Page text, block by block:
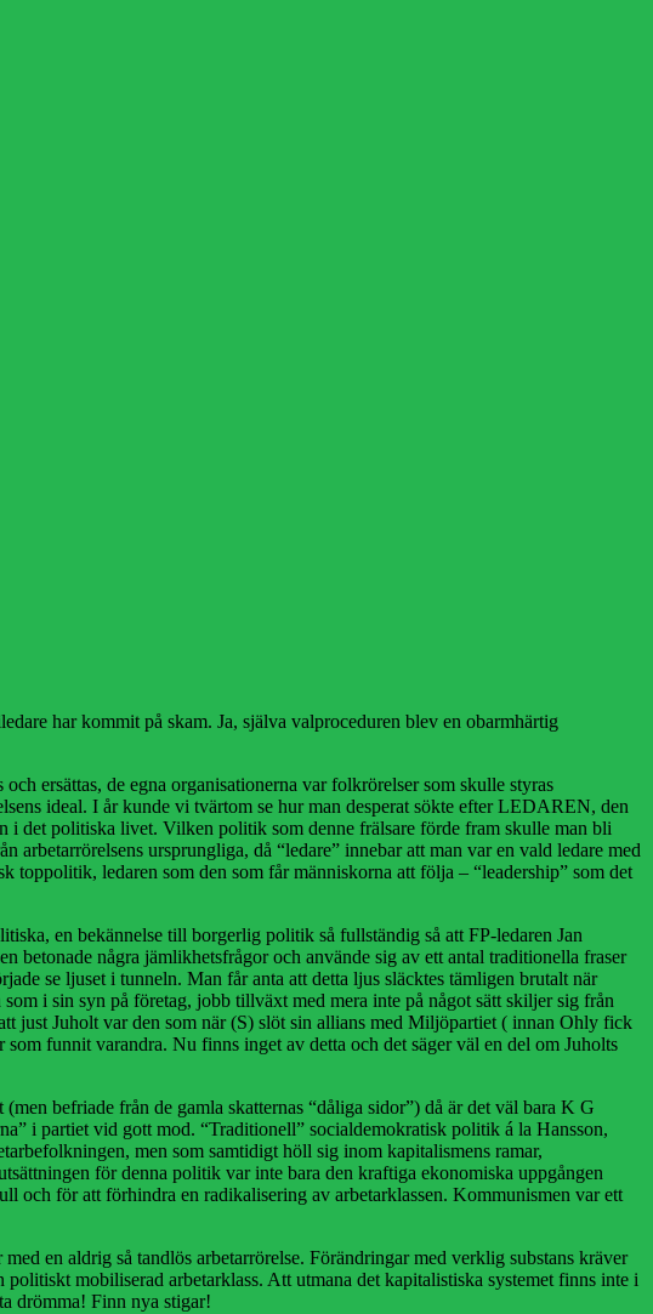
har kommit på skam. Ja, själva valproceduren blev en obarmhärtig
ersättas, de egna organisationerna var folkrörelser som skulle styras
ideal. I år kunde vi tvärtom se hur man desperat sökte efter LEDAREN, den
i det politiska livet. Vilken politik som denne frälsare förde fram skulle man bli
ursprungliga, då “ledare” innebar att man var en vald ledare med
ledaren som den som får människorna att följa – “leadership” som det
en bekännelse till borgerlig politik så fullständig så att FP-ledaren Jan
betonade några jämlikhetsfrågor och använde sig av ett antal traditionella fraser
se ljuset i tunneln. Man får anta att detta ljus släcktes tämligen brutalt när
i sin syn på företag, jobb tillväxt med mera inte på något sätt skiljer sig från
just Juholt var den som när (S) slöt sin allians med Miljöpartiet ( innan Ohly fick
funnit varandra. Nu finns inget av detta och det säger väl en del om Juholts
befriade från de gamla skatternas “dåliga sidor”) då är det väl bara K G
i partiet vid gott mod. “Traditionell” socialdemokratisk politik á la Hansson,
men som samtidigt höll sig inom kapitalismens ramar,
för denna politik var inte bara den kraftiga ekonomiska uppgången
och för att förhindra en radikalisering av arbetarklassen. Kommunismen var ett
en aldrig så tandlös arbetarrörelse. Förändringar med verklig substans kräver
mobiliserad arbetarklass. Att utmana det kapitalistiska systemet finns inte i
drömma! Finn nya stigar!